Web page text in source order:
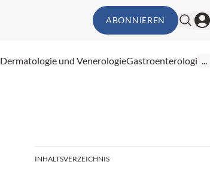
ABONNIEREN
Dermatologie und VenerologieGastroenterologie...
INHALTSVERZEICHNIS